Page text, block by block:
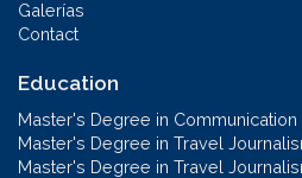
Galerías
Contact
Education
Master's Degree in Communication
Master's Degree in Travel
Master's Degree in Travel